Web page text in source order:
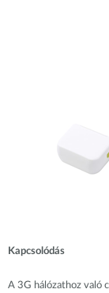
Kapcsolódás
A 3G hálózathoz való